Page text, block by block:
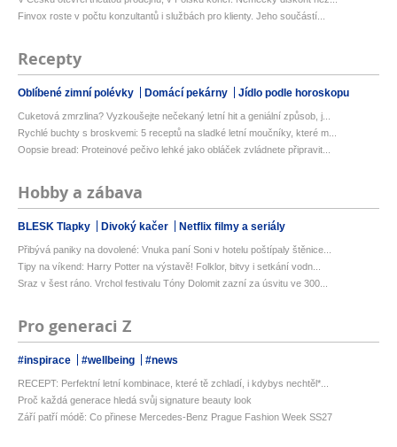
Finvox roste v počtu konzultantů i službách pro klienty. Jeho součástí...
Recepty
Oblíbené zimní polévky Domácí pekárny Jídlo podle horoskopu
Cuketová zmrzlina? Vyzkoušejte nečekaný letní hit a geniální způsob, j...
Rychlé buchty s broskvemi: 5 receptů na sladké letní moučníky, které m...
Oopsie bread: Proteinové pečivo lehké jako obláček zvládnete připravit...
Hobby a zábava
BLESK Tlapky Divoký kačer Netflix filmy a seriály
Přibývá paniky na dovolené: Vnuka paní Soni v hotelu poštípaly štěnice...
Tipy na víkend: Harry Potter na výstavě! Folklor, bitvy i setkání vodn...
Sraz v šest ráno. Vrchol festivalu Tóny Dolomit zazní za úsvitu ve 300...
Pro generaci Z
#inspirace #wellbeing #news
RECEPT: Perfektní letní kombinace, které tě zchladí, i kdybys nechtěl*...
Proč každá generace hledá svůj signature beauty look
Září patří módě: Co přinese Mercedes-Benz Prague Fashion Week SS27